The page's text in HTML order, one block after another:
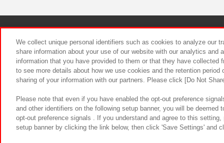
食品のご
We collect unique personal identifiers such as cookies to analyze our
share information about your use of our website with our analytics and
information that you have provided to them or that they have
to see more details about how we use cookies and the retention
sharing of your information with our partners. Please click [Do Not
Please note that even if you have enabled the opt-out preference
and other identifiers on the following setup banner, you will be
opt-out preference signals . If you understand and agree to this
setup banner by clicking the link below, then click 'Save Settings' and